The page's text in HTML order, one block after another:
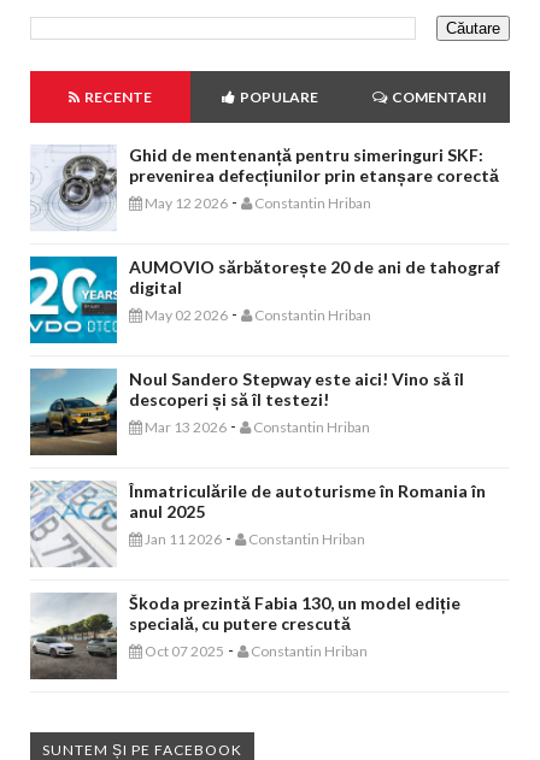
RECENTE POPULARE COMENTARII
Ghid de mentenanță pentru simeringuri SKF:
prevenirea defecțiunilor prin etanșare corectă
May 12 2026 - Constantin Hriban
AUMOVIO sărbătorește 20 de ani de tahograf
digital
May 02 2026 - Constantin Hriban
Noul Sandero Stepway este aici! Vino să îl
descoperi și să îl testezi!
Mar 13 2026 - Constantin Hriban
Înmatriculările de autoturisme în Romania în
anul 2025
Jan 11 2026 - Constantin Hriban
Škoda prezintă Fabia 130, un model ediție
specială, cu putere crescută
Oct 07 2025 - Constantin Hriban
SUNTEM ȘI PE FACEBOOK